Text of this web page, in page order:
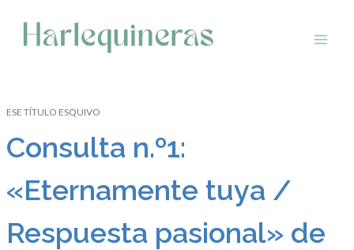
contenido
ESE TÍTULO ESQUIVO
Consulta n.º1:
«Eternamente tuya /
Respuesta pasional» de